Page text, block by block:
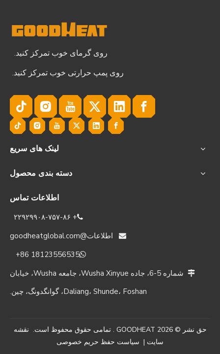
روی گرمای خوب تمرکز کنید.
روی پمپ حرارتی خوب تمرکز کنید.
لینک های سریع
دسته بندی محصول
اطلاعات تماس
‎۲۲۹۲۹۹۰۸-۷۵۷-۸۶ +
 اطلاعات@goodheatglobal.com

‎+86 18123556535‎

شماره 5-6، جاده Wusha Xinyue، جامعه Wusha، خیابان
Daliang، Shunde، Foshan، گوانگدونگ، چین.
حق نشر ©2026
نقشه
سایت | سیاست حفظ حریم خصوصی